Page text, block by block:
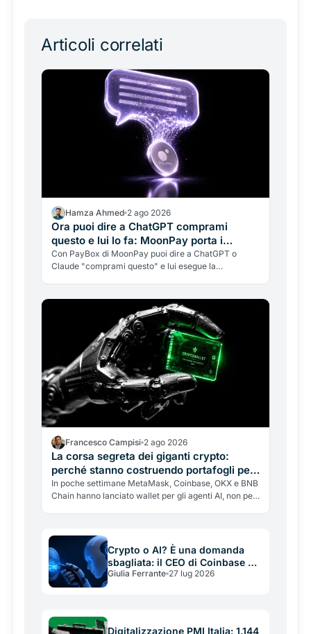
Articoli correlati
Hamza Ahmed 2 ago 2026
Ora puoi dire a ChatGPT comprami
questo e lui lo fa: MoonPay porta i
pagamenti crypto dentro la chat
Con PayBox di MoonPay puoi dire a ChatGPT o
Claude "comprami questo" e lui esegue la
aveva fallito, e i rischi da conoscere.
Francesco Campisi 2 ago 2026
La corsa segreta dei giganti crypto:
perché stanno costruendo portafogli per
le AI, non per te
In poche settimane MetaMask, Coinbase, OKX e BNB
Chain hanno lanciato wallet per gli agenti AI, non per
Crypto o AI? È una domanda
sbagliata: il CEO di Coinbase ha
ragione, ma non è un arbitro
Giulia Ferrante 27 lug 2026
Digitalizzazione PMI Italia: 1.144